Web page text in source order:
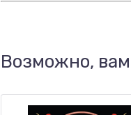
Возможно,